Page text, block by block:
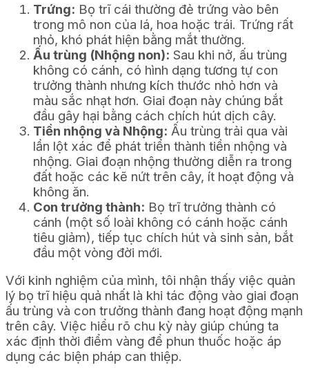
Trứng: Bọ trĩ cái thường đẻ trứng vào bên
trong mô non của lá, hoa hoặc trái. Trứng rất
nhỏ, khó phát hiện bằng mắt thường.
Ấu trùng (Nhộng non): Sau khi nở, ấu trùng
không có cánh, có hình dạng tương tự con
trưởng thành nhưng kích thước nhỏ hơn và
màu sắc nhạt hơn. Giai đoạn này chúng bắt
đầu gây hại bằng cách chích hút dịch cây.
Tiền nhộng và Nhộng: Ấu trùng trải qua vài
lần lột xác để phát triển thành tiền nhộng và
nhộng. Giai đoạn nhộng thường diễn ra trong
đất hoặc các kẽ nứt trên cây, ít hoạt động và
không ăn.
Con trưởng thành: Bọ trĩ trưởng thành có
cánh (một số loài không có cánh hoặc cánh
tiêu giảm), tiếp tục chích hút và sinh sản, bắt
đầu một vòng đời mới.
Với kinh nghiệm của mình, tôi nhận thấy việc quản
lý bọ trĩ hiệu quả nhất là khi tác động vào giai đoạn
ấu trùng và con trưởng thành đang hoạt động mạnh
trên cây. Việc hiểu rõ chu kỳ này giúp chúng ta
xác định thời điểm vàng để phun thuốc hoặc áp
dụng các biện pháp can thiệp.